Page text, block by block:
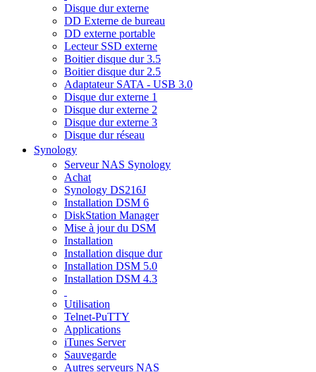
Disque dur externe
DD Externe de bureau
DD externe portable
Lecteur SSD externe
Boitier disque dur 3.5
Boitier disque dur 2.5
Adaptateur SATA - USB 3.0
Disque dur externe 1
Disque dur externe 2
Disque dur externe 3
Disque dur réseau
Synology
Serveur NAS Synology
Achat
Synology DS216J
Installation DSM 6
DiskStation Manager
Mise à jour du DSM
Installation
Installation disque dur
Installation DSM 5.0
Installation DSM 4.3
Utilisation
Telnet-PuTTY
Applications
iTunes Server
Sauvegarde
Autres serveurs NAS